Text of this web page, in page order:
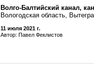
Волго-Балтийский канал,
Вологодская область, Вытегра
11 июля 2021 г.
Автор: Павел Феклистов